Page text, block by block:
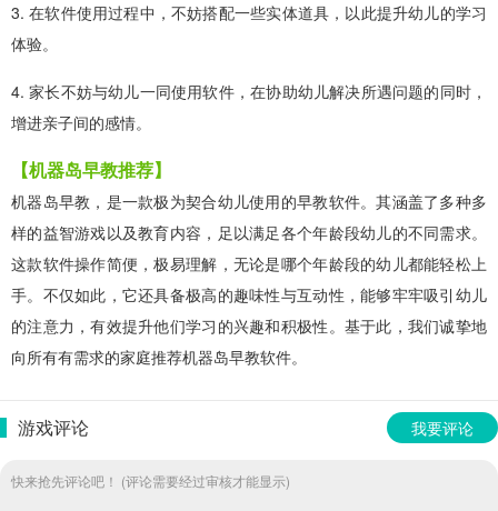
3. 在软件使用过程中，不妨搭配一些实体道具，以此提升幼儿的学习
体验。
4. 家长不妨与幼儿一同使用软件，在协助幼儿解决所遇问题的同时，
增进亲子间的感情。
【机器岛早教推荐】
机器岛早教，是一款极为契合幼儿使用的早教软件。其涵盖了多种多
样的益智游戏以及教育内容，足以满足各个年龄段幼儿的不同需求。
这款软件操作简便，极易理解，无论是哪个年龄段的幼儿都能轻松上
手。不仅如此，它还具备极高的趣味性与互动性，能够牢牢吸引幼儿
的注意力，有效提升他们学习的兴趣和积极性。基于此，我们诚挚地
向所有有需求的家庭推荐机器岛早教软件。
游戏评论 我要评论
快来抢先评论吧！ (评论需要经过审核才能显示)